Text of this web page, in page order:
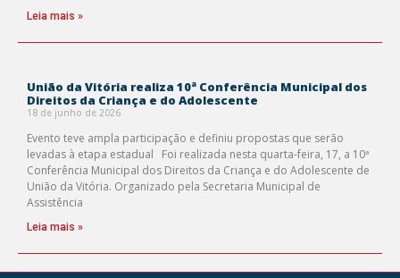
Leia mais »
União da Vitória realiza 10ª Conferência Municipal dos
Direitos da Criança e do Adolescente
18 de junho de 2026
Evento teve ampla participação e definiu propostas que serão
levadas à etapa estadual Foi realizada nesta quarta-feira, 17, a 10ª
Conferência Municipal dos Direitos da Criança e do Adolescente de
União da Vitória. Organizado pela Secretaria Municipal de
Assistência
Leia mais »